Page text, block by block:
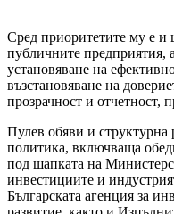
Сред приоритетите му е и
публичните предприятия,
установяване на
възстановяване на
прозрачност и отчетност,
Пулев обяви и
политика, включваща
под шапката на
инвестициите и
Българската агенция за